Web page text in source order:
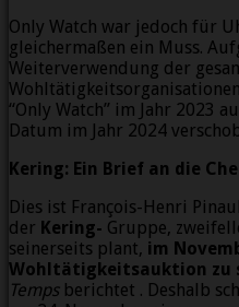
Only Watch war jedoch für
gleichermaßen ein Muss.
Weiterverwendung der
“Only Watch” im Jahr 2023
Datum im Jahr 2024
Kering: Ein Brief an die
Dies ist François-Henri
der Kering- Gruppe,
seinerseits plant, im
Wohltätigkeitsauktion zu
Tempsberichtet . Deshalb